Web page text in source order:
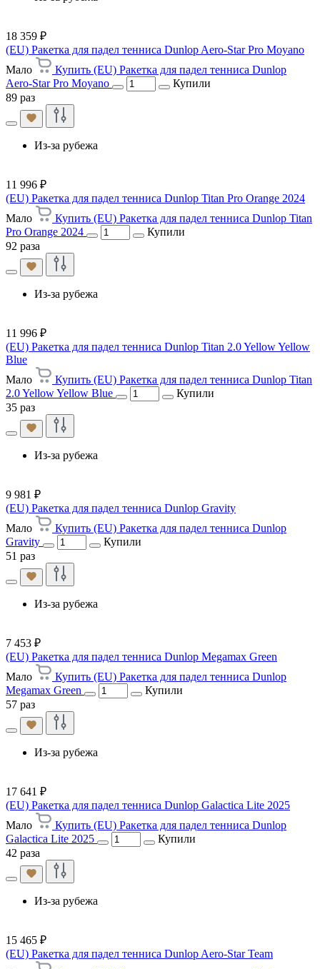
18 359 ₽
(EU) Ракетка для падел тенниса Dunlop Aero-Star Pro Moyano
Мало
Купить (EU) Ракетка для падел тенниса Dunlop
Aero-Star Pro Moyano
Купили
89 раз
Из-за рубежа
11 996 ₽
(EU) Ракетка для падел тенниса Dunlop Titan Pro Orange 2024
Мало
Купить (EU) Ракетка для падел тенниса Dunlop Titan
Pro Orange 2024
Купили
92 раза
Из-за рубежа
11 996 ₽
(EU) Ракетка для падел тенниса Dunlop Titan 2.0 Yellow Yellow
Blue
Мало
Купить (EU) Ракетка для падел тенниса Dunlop Titan
2.0 Yellow Yellow Blue
Купили
35 раз
Из-за рубежа
9 981 ₽
(EU) Ракетка для падел тенниса Dunlop Gravity
Мало
Купить (EU) Ракетка для падел тенниса Dunlop
Gravity
Купили
51 раз
Из-за рубежа
7 453 ₽
(EU) Ракетка для падел тенниса Dunlop Megamax Green
Мало
Купить (EU) Ракетка для падел тенниса Dunlop
Megamax Green
Купили
57 раз
Из-за рубежа
17 641 ₽
(EU) Ракетка для падел тенниса Dunlop Galactica Lite 2025
Мало
Купить (EU) Ракетка для падел тенниса Dunlop
Galactica Lite 2025
Купили
42 раза
Из-за рубежа
15 465 ₽
(EU) Ракетка для падел тенниса Dunlop Aero-Star Team